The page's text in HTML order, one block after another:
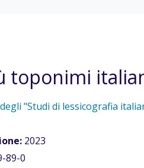
toponimi
"Studi di lessicografia
2023
89-0